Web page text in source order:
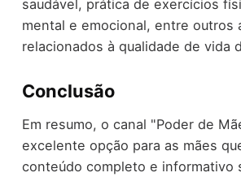
saudável, prática de exercícios
mental e emocional, entre outros
relacionados à qualidade de vida
Conclusão
Em resumo, o canal "Poder de
excelente opção para as mães
conteúdo completo e informativo